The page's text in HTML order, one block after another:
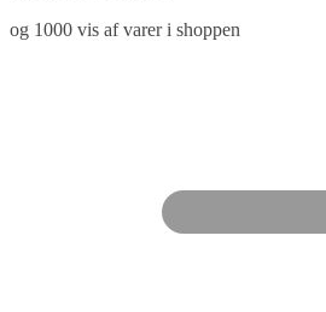
og 1000 vis af varer i shoppen